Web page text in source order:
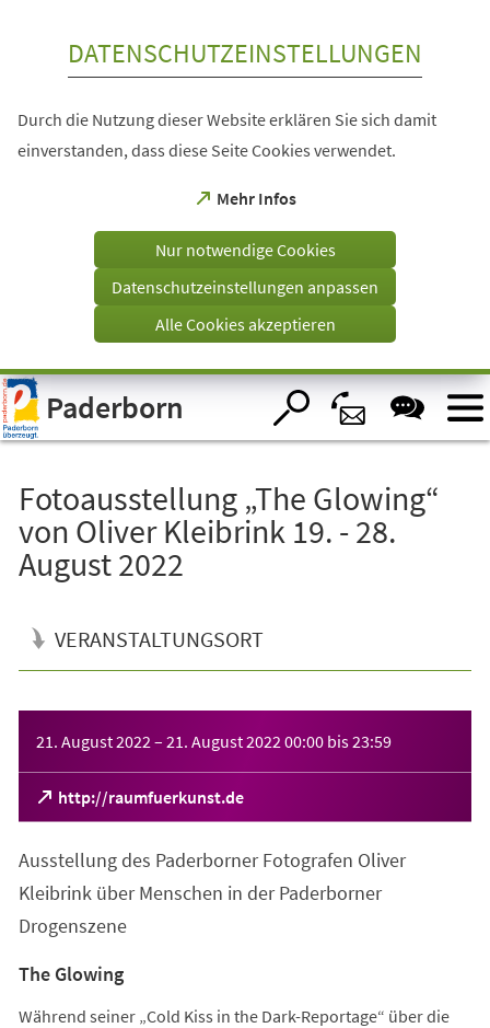
Visuelle
Assistenzsoftware
öffnen.
DATENSCHUTZEINSTELLUNGEN
Durch die Nutzung dieser Website erklären Sie sich damit
einverstanden, dass diese Seite Cookies verwendet.
Mehr Infos
(Öffnet
einem
Tab)
Nur notwendige Cookies
Datenschutzeinstellungen anpassen
Alle Cookies akzeptieren
Paderborn
Fotoausstellung „The Glowing“
von Oliver Kleibrink 19. - 28.
August 2022
VERANSTALTUNGSORT
21. August 2022 – 21. August 2022 00:00 bis23:59
http://raumfuerkunst.de
(Öffnet
in
neuen
Tab)
Ausstellung des Paderborner Fotografen Oliver
Kleibrink über Menschen in der Paderborner
Drogenszene
The Glowing
Während seiner „Cold Kiss in the Dark-Reportage“ über die